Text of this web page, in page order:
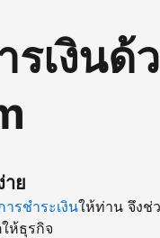
เงินด้
าย
รชำระเงินให้ท่าน จึงช่
ห้ธุรกิจ